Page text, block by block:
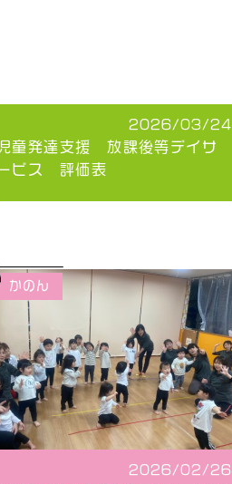
2026/03/24
童発達支援 放課後等デイサ
ビス 評価表
2026/02/26
かのん